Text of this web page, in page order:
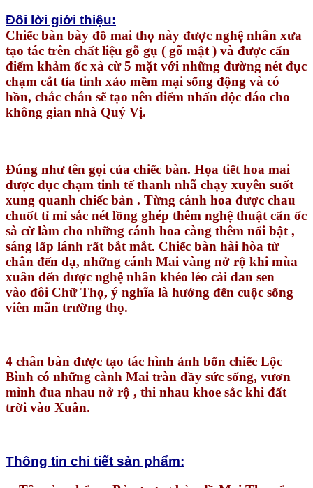
Đôi lời giới thiệu:
Chiếc bàn bày đồ mai thọ này được nghệ nhân xưa
tạo tác trên chất liệu gỗ gụ ( gõ mật ) và được cẩn
điểm khảm ốc xà cừ 5 mặt với những đường nét đục
chạm cắt tỉa tinh xảo mềm mại sống động và có
hồn, chắc chắn sẽ tạo nên điểm nhấn độc đáo cho
không gian nhà Quý Vị.
Đúng như tên gọi của chiếc bàn. Họa tiết hoa mai
được đục chạm tinh tế thanh nhã chạy xuyên suốt
xung quanh chiếc bàn . Từng cánh hoa được chau
chuốt tỉ mỉ sắc nét lồng ghép thêm nghệ thuật cẩn ốc
sà cừ làm cho những cánh hoa càng thêm nổi bật ,
sáng lấp lánh rất bắt mắt. Chiếc bàn hài hòa từ
chân đến dạ, những cánh Mai vàng nở rộ khi mùa
xuân đến được nghệ nhân khéo léo cài đan sen
vào đôi Chữ Thọ, ý nghĩa là hướng đến cuộc sống
viên mãn trường thọ.
4 chân bàn được tạo tác hình ảnh bốn chiếc Lộc
Bình có những cành Mai tràn đầy sức sống, vươn
mình đua nhau nở rộ , thi nhau khoe sắc khi đất
trời vào Xuân.
Thông tin chi tiết sản phẩm: